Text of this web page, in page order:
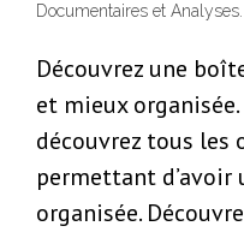
Documentaires et Analyses.
Découvrez une
et mieux
découvrez tous
permettant
organisée.